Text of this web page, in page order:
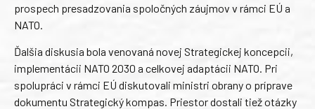
prospech presadzovania spoločných záujmov v rámci EÚ a
NATO.
Ďalšia diskusia bola venovaná novej Strategickej koncepcii,
implementácii NATO 2030 a celkovej adaptácii NATO. Pri
spolupráci v rámci EÚ diskutovali ministri obrany o príprave
dokumentu Strategický kompas. Priestor dostali tiež otázky